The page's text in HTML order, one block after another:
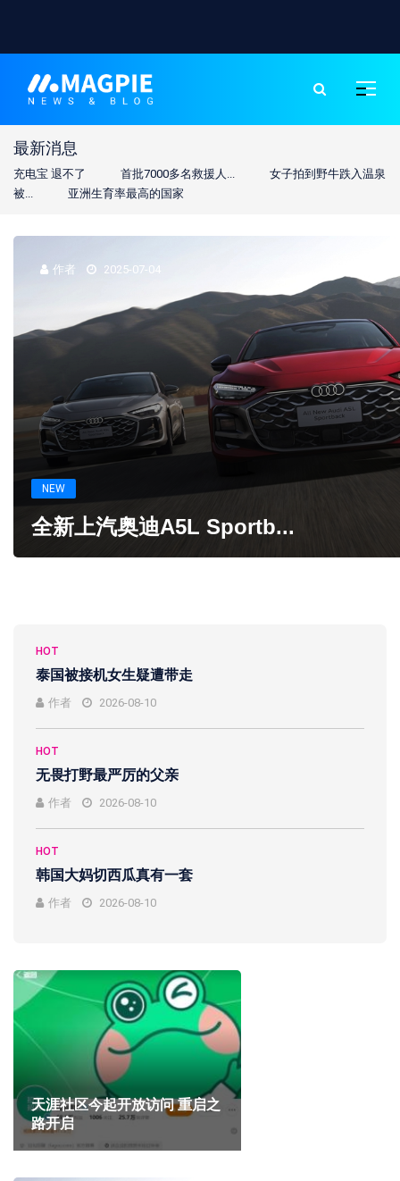
最新消息
泉多名中国游客称冰岛租车... 活力中国调研行
外交部回应美越
达成贸易...
香港回归祖国28年
作者 2025-07-04
NEW
全新上汽奥迪A5L Sportb...
HOT
泰国被接机女生疑遭带走
作者 2026-08-10
HOT
无畏打野最严厉的父亲
作者 2026-08-10
HOT
韩国大妈切西瓜真有一套
作者 2026-08-10
天涯社区今起开放访问 重启之
路开启